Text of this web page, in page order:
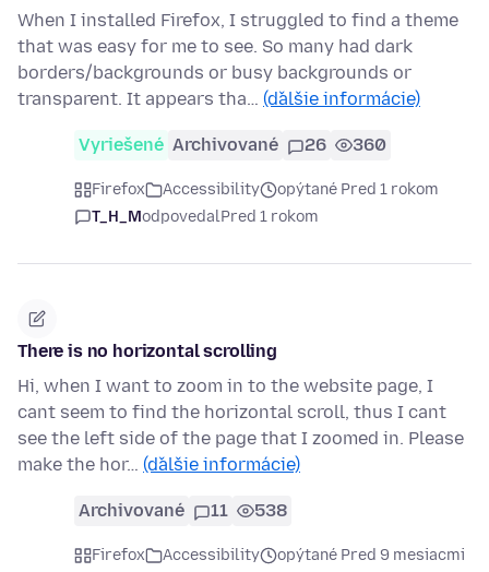
When I installed Firefox, I struggled to find a theme
that was easy for me to see. So many had dark
borders/backgrounds or busy backgrounds or
transparent. It appears tha… (ďalšie informácie)
Vyriešené Archivované 26 360
Firefox Accessibility
opýtané Pred 1 rokom
T_H_ModpovedalPred 1 rokom
There is no horizontal scrolling
Hi, when I want to zoom in to the website page, I
cant seem to find the horizontal scroll, thus I cant
see the left side of the page that I zoomed in. Please
make the hor… (ďalšie informácie)
Archivované 11 538
Firefox Accessibility
opýtané Pred 9 mesiacmi